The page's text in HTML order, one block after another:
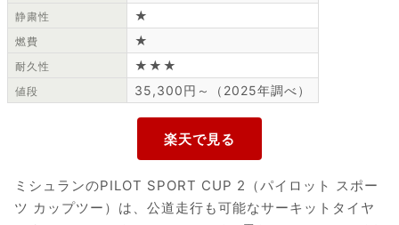
静粛性 ★
燃費 ★
耐久性 ★★★
値段 35,300円～（2025年調べ）
ミシュランのPILOT SPORT CUP 2（パイロット スポー
ツ カップツー）は、公道走行も可能なサーキットタイヤ